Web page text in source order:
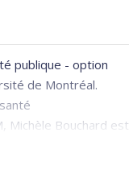
publique - option
de Montréal.
Michèle Bouchard est
de gestion des